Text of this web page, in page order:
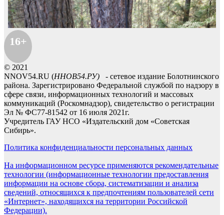
16+
© 2021
NNOV54.RU (ННОВ54.РУ) - сетевое издание Болотнинского
района. Зарегистрировано Федеральной службой по надзору в
сфере связи, информационных технологий и массовых
коммуникаций (Роскомнадзор), свидетельство о регистрации
Эл № ФС77-81542 от 16 июля 2021г.
Учредитель ГАУ НСО «Издательский дом «Советская
Сибирь».
Политика конфиденциальности персональных данных
На информационном ресурсе применяются рекомендательные
технологии (информационные технологии предоставления
информации на основе сбора, систематизации и анализа
сведений, относящихся к предпочтениям пользователей сети
«Интернет», находящихся на территории Российской
Федерации).